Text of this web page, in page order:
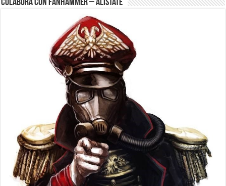
Colabora con FanHammer – Alistate